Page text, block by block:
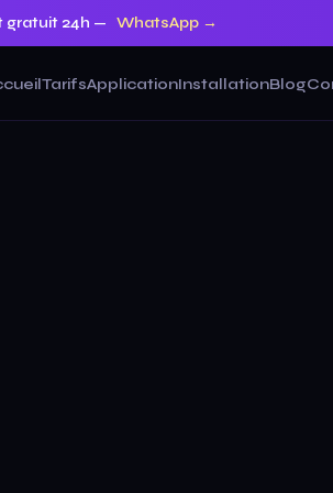
gratuit 24h — WhatsApp →
TarifsApplicationInstallationBlog